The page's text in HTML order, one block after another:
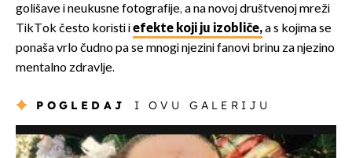
golišave i neukusne fotografije, a na novoj društvenoj mreži
TikTok često koristi iefekte koji ju izobliče,a s kojima se
ponaša vrlo čudno pa se mnogi njezini fanovi brinu za njezino
mentalno zdravlje.
POGLEDAJ I OVU GALERIJU